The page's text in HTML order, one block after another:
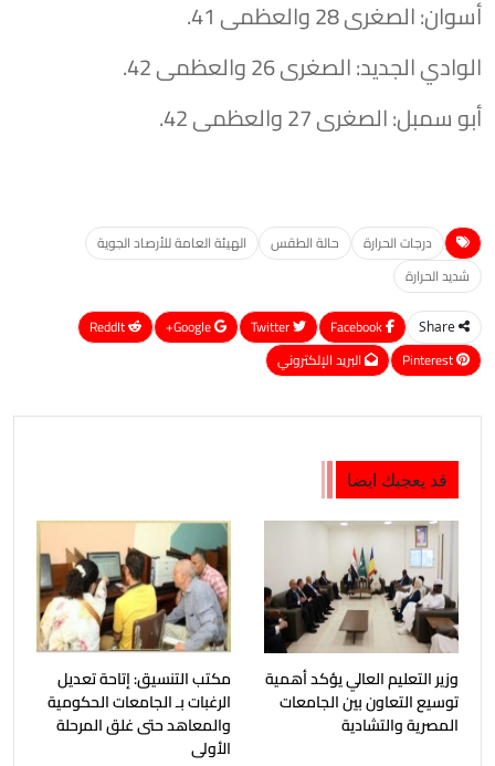
​أسوان: الصغرى 28 والعظمى 41.
​الوادي الجديد: الصغرى 26 والعظمى 42.
​أبو سمبل: الصغرى 27 والعظمى 42.
درجات الحرارة حالة الطقس
الهيئة العامة للأرصاد الجوية
شديد الحرارة
Share
Google+
ReddIt
Pinterest
البريد الإلكتروني
قد يعجبك ايضا
وزير التعليم العالي يؤكد أهمية
توسيع التعاون بين الجامعات
المصرية والتشادية
مكتب التنسيق: إتاحة تعديل
الرغبات بـ الجامعات الحكومية
والمعاهد حتى غلق المرحلة
الأولى